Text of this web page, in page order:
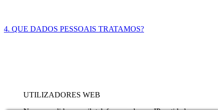
4. QUE DADOS PESSOAIS TRATAMOS?
UTILIZADORES WEB